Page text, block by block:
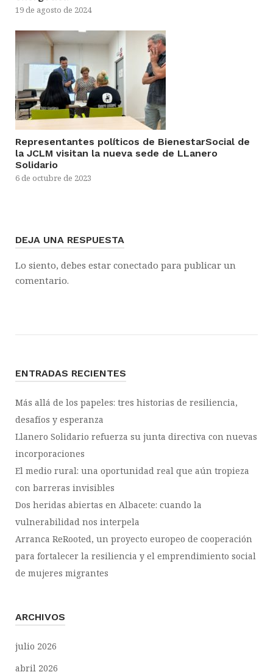
19 de agosto de 2024
Representantes políticos de BienestarSocial de
la JCLM visitan la nueva sede de LLanero
Solidario
6 de octubre de 2023
DEJA UNA RESPUESTA
Lo siento, debes estar conectado para publicar un
comentario.
ENTRADAS RECIENTES
Más allá de los papeles: tres historias de resiliencia,
desafíos y esperanza
Llanero Solidario refuerza su junta directiva con nuevas
incorporaciones
El medio rural: una oportunidad real que aún tropieza
con barreras invisibles
Dos heridas abiertas en Albacete: cuando la
vulnerabilidad nos interpela
Arranca ReRooted, un proyecto europeo de cooperación
para fortalecer la resiliencia y el emprendimiento social
de mujeres migrantes
ARCHIVOS
julio 2026
abril 2026